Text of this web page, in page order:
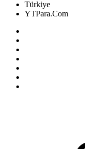
Türkiye
YTPara.Com